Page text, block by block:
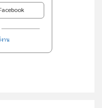
าน